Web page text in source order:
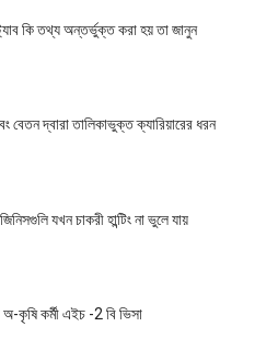
কি তথ্য অন্তর্ভুক্ত করা হয় তা জানুন
বেতন দ্বারা তালিকাভুক্ত ক্যারিয়ারের ধরন
যখন চাকরী হান্টিং না ভুলে যায়
অ-কৃষি কর্মী এইচ -2 বি ভিসা